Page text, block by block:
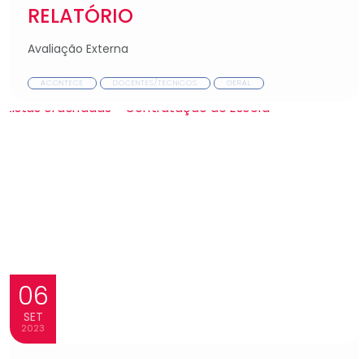
RELATÓRIO
Avaliação Externa
ACONTECE DOCENTES/TECNICOS GERAL
06
SET
2023